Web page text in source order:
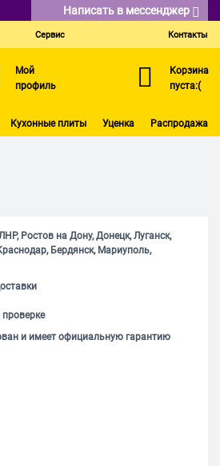
Написать в мессенджер
Сервис Контакты
Мой
профиль
Корзина
пуста:(
Кухонные плиты Уценка Распродажа
Ростов на Дону, Донецк, Луганск,
Бердянск, Мариуполь,
и имеет официальную гарантию